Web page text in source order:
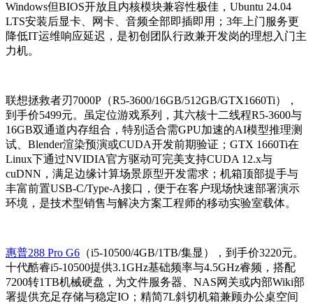
Windows但BIOS开放且内核模块兼容性极佳，Ubuntu 24.04
LTS安装后显卡、网卡、音频全部即插即用；3年上门服务更
降低IT运维响应延迟，是初创团队行政兼开发岗的理想入门主
力机。
联想拯救者刃7000P（R5-3600/16GB/512GB/GTX1660Ti），
到手价5499元。虽定位游戏系列，其六核十二线程R5-3600与
16GB双通道内存组合，特别适合需GPU加速的AI模型推理测
试、Blender渲染预演或CUDA开发前期验证；GTX 1660Ti在
Linux下通过NVIDIA官方驱动可完美支持CUDA 12.x与
cuDNN，满足边缘计算场景原型开发需求；机箱顶部提手与
丰富前置USB-C/Type-A接口，便于在客户现场快速部署演示
环境，是技术型销售与解决方案工程师的移动实验室载体。
惠普288 Pro G6 （i5-10500/4GB/1TB/集显），到手价3220元。
十代酷睿i5-10500提供3.1GHz基础频率与4.5GHz睿频，搭配
7200转1TB机械硬盘，为文件服务器、NAS网关或内部Wiki部
署提供充足存储与稳定IO；精简7L斜切机箱兼顾办公桌空间